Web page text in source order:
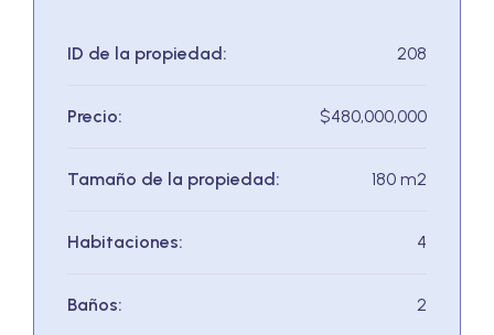
ID de la propiedad: 208
Precio: $480,000,000
Tamaño de la propiedad: 180 m2
Habitaciones: 4
Baños: 2